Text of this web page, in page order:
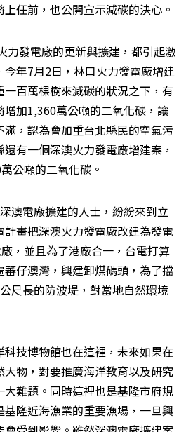
任前，也公開宣示減碳的決心。
力發電廠的更新與擴建，都引起激
年7月2日，林口火力發電廠增建
百萬棵樹來減碳的狀況之下，有
增加1,360萬公噸的二氧化碳，讓
，認為會加重台北縣民的空氣污
有一個深澳火力發電廠增建案，
公噸的二氧化碳。
澳電廠擴建的人士，紛紛來到立
畫把深澳火力發電廠改建為發電
，並且為了港廠合一，台電打算
仔澳灣，興建卸煤碼頭，為了擋
尺長的防波堤，對當地自然環境
技博物館也在這裡，未來如果在
物，對要推廣海洋教育以及研究
難題。同時這裡也是基隆市府規
隆近海漁業的重要漁場，一旦興